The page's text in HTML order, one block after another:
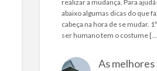
realizar a mudança. Para
abaixo algumas dicas do que
cabeça na hora de se mudar.
ser humano tem o costume
As